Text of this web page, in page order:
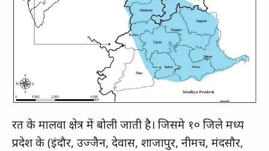
रत के मालवा क्षेत्र में बोली जाती है। जिसमे १० जिले मध्य
प्रदेश के (इंदौर, उज्जैन, देवास, शाजापुर, नीमच, मंदसौर,